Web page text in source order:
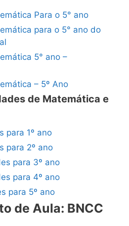
Para o 5° ano
para o 5° ano do
5° ano –
– 5º Ano
de Matemática e
para 1º ano
para 2º ano
para 3º ano
para 4º ano
para 5º ano
de Aula: BNCC